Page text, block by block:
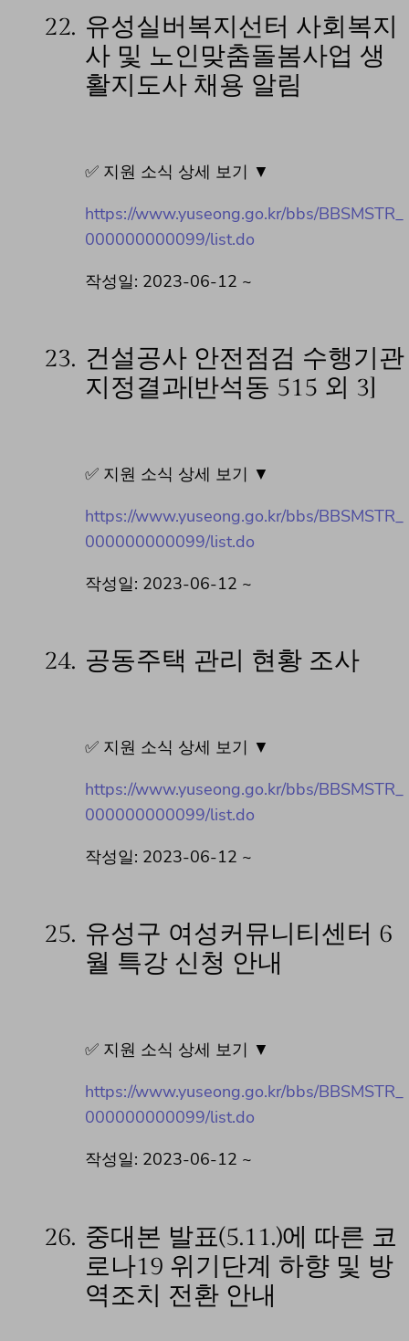
22. 유성실버복지선터 사회복지
사 및 노인맞춤돌봄사업 생
활지도사 채용 알림
✅ 지원 소식 상세 보기 ▼
https://www.yuseong.go.kr/bbs/BBSMSTR_
000000000099/list.do
작성일: 2023-06-12 ~
23. 건설공사 안전점검 수행기관
지정결과[반석동 515 외 3]
✅ 지원 소식 상세 보기 ▼
https://www.yuseong.go.kr/bbs/BBSMSTR_
000000000099/list.do
작성일: 2023-06-12 ~
24. 공동주택 관리 현황 조사
✅ 지원 소식 상세 보기 ▼
https://www.yuseong.go.kr/bbs/BBSMSTR_
000000000099/list.do
작성일: 2023-06-12 ~
25. 유성구 여성커뮤니티센터 6
월 특강 신청 안내
✅ 지원 소식 상세 보기 ▼
https://www.yuseong.go.kr/bbs/BBSMSTR_
000000000099/list.do
작성일: 2023-06-12 ~
26. 중대본 발표(5.11.)에 따른 코
로나19 위기단계 하향 및 방
역조치 전환 안내